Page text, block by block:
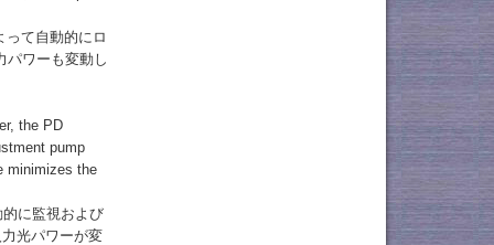
って自動的にロ
パワーも変動し
the PD
pump
minimizes the
に監視および
光パワーが変